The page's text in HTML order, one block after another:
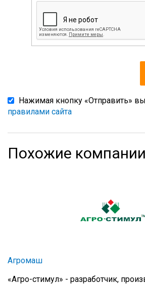
Нажимая кнопку «Отправить»
правилами сайта
Похожие компании
Агромаш
«Агро-стимул» - разработчик,